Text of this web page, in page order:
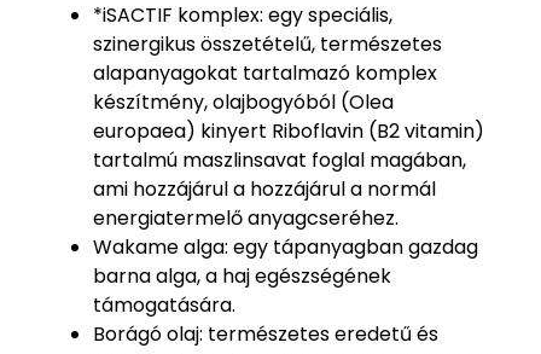
*iSACTIF komplex: egy speciális,
szinergikus összetételű, természetes
alapanyagokat tartalmazó komplex
készítmény, olajbogyóból (Olea
europaea) kinyert Riboflavin (B2 vitamin)
tartalmú maszlinsavat foglal magában,
ami hozzájárul a hozzájárul a normál
energiatermelő anyagcseréhez.
Wakame alga: egy tápanyagban gazdag
barna alga, a haj egészségének
támogatására.
Borágó olaj: természetes eredetű és